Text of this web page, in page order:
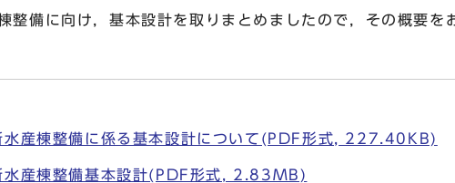
備に向け，基本設計を取りまとめましたので，その概要を
産棟整備に係る基本設計について(PDF形式, 227.40KB)
産棟整備基本設計(PDF形式, 2.83MB)